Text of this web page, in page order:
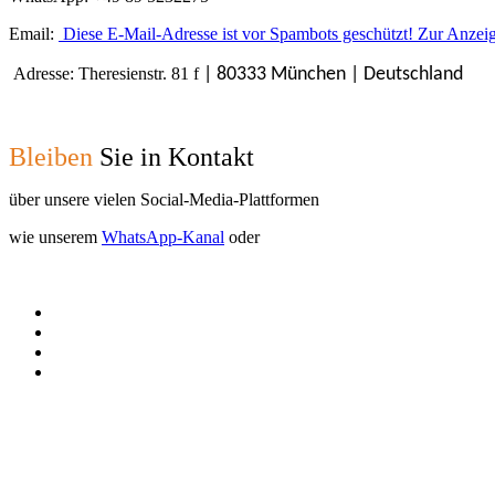
Email: Diese E-Mail-Adresse ist vor Spambots geschützt! Zur
Adresse: Theresienstr. 81 f | 80333 München | Deutschland
Bleiben Sie in Kontakt
über unsere vielen Social-Media-Plattformen
wie unserem WhatsApp-Kanal oder